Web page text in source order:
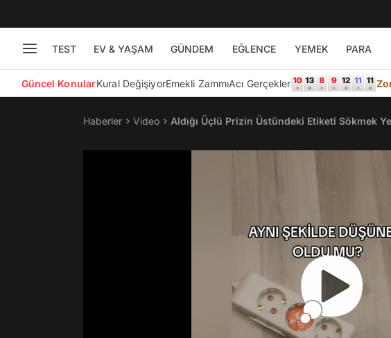
TEST EV & YAŞAM GÜNDEM EĞLENCE YEMEK PARA
Güncel KonularKural DeğişiyorEmekli ZammıAcı Gerçekler
Haberler Video Aldığı Üçlü Prizin Üstündeki Etiketi Sökmek